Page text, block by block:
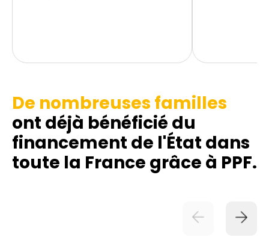
De nombreuses familles
ont déjà bénéficié du
financement de l'État dans
toute la France grâce à PPF.